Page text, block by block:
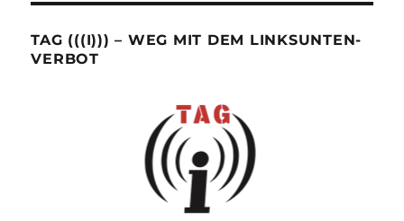
TAG (((I))) – WEG MIT DEM LINKSUNTEN-
VERBOT